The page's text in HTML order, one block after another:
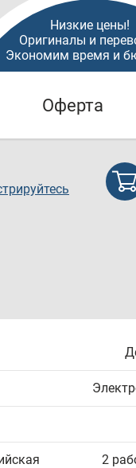
Низкие цены!
Оригиналы и
Экономим время и
Оферта
2